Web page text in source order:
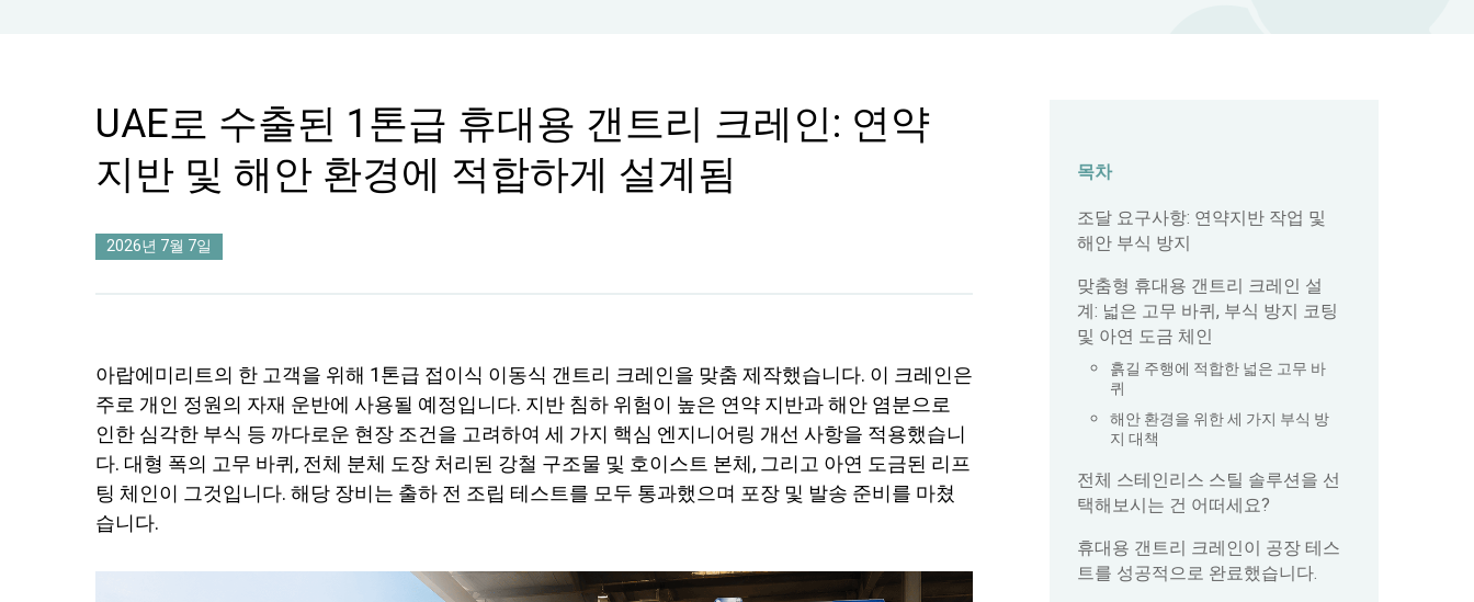
UAE로 수출된 1톤급 휴대용 갠트리 크레인: 연약
지반 및 해안 환경에 적합하게 설계됨
2026년 7월 7일
목차
조달 요구사항: 연약지반 작업 및
해안 부식 방지
맞춤형 휴대용 갠트리 크레인 설
계: 넓은 고무 바퀴, 부식 방지 코팅
및 아연 도금 체인
흙길 주행에 적합한 넓은 고무 바
퀴
해안 환경을 위한 세 가지 부식 방
지 대책
전체 스테인리스 스틸 솔루션을 선
택해보시는 건 어떠세요?
휴대용 갠트리 크레인이 공장 테스
트를 성공적으로 완료했습니다.
아랍에미리트의 한 고객을 위해 1톤급 접이식 이동식 갠트리 크레인을 맞춤 제작했습니다. 이 크레인은
주로 개인 정원의 자재 운반에 사용될 예정입니다. 지반 침하 위험이 높은 연약 지반과 해안 염분으로
인한 심각한 부식 등 까다로운 현장 조건을 고려하여 세 가지 핵심 엔지니어링 개선 사항을 적용했습니
다. 대형 폭의 고무 바퀴, 전체 분체 도장 처리된 강철 구조물 및 호이스트 본체, 그리고 아연 도금된 리프
팅 체인이 그것입니다. 해당 장비는 출하 전 조립 테스트를 모두 통과했으며 포장 및 발송 준비를 마쳤
습니다.